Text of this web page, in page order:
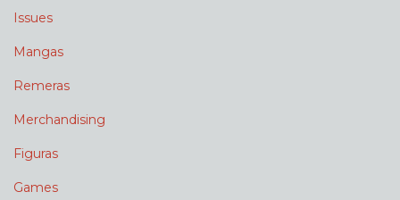
Issues
Mangas
Remeras
Merchandising
Figuras
Games